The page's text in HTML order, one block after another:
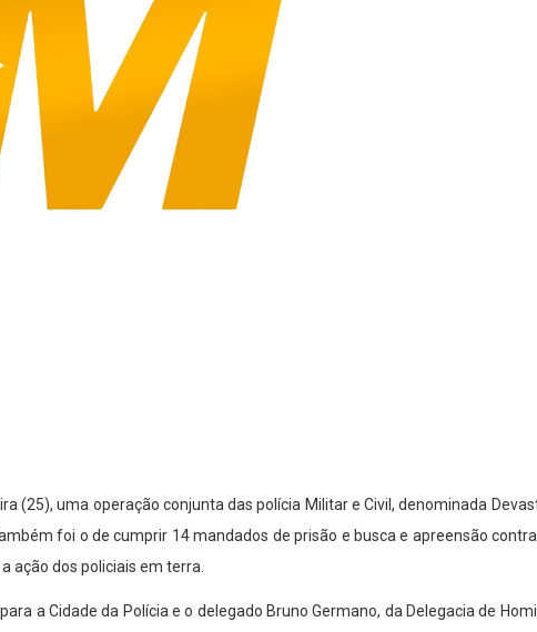
(25), uma operação conjunta das polícia Militar e Civil, denominada
foi o de cumprir 14 mandados de prisão e busca e apreensão
ação dos policiais em terra.
a Cidade da Polícia e o delegado Bruno Germano, da Delegacia de